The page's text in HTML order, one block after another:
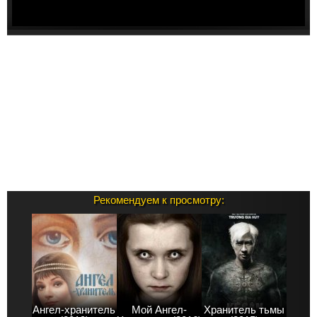
Рекомендуем к просмотру:
Ангел-хранитель
Мой Ангел-
Хранитель тьмы